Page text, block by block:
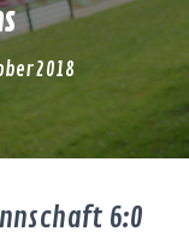
2018
6:0